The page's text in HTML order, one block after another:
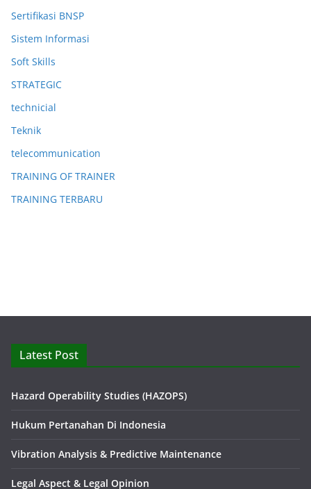
Sertifikasi BNSP
Sistem Informasi
Soft Skills
STRATEGIC
technicial
Teknik
telecommunication
TRAINING OF TRAINER
TRAINING TERBARU
Latest Post
Hazard Operability Studies (HAZOPS)
Hukum Pertanahan Di Indonesia
Vibration Analysis & Predictive Maintenance
Legal Aspect & Legal Opinion